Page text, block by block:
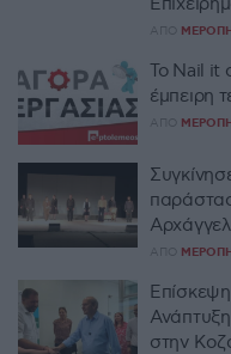
ΑΠΌ
Το Nail it
έμπειρη
ΑΠΌ
ΑΠΌ
στην